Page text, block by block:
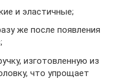
и эластичные;
же после появления
изготовленную из
что упрощает